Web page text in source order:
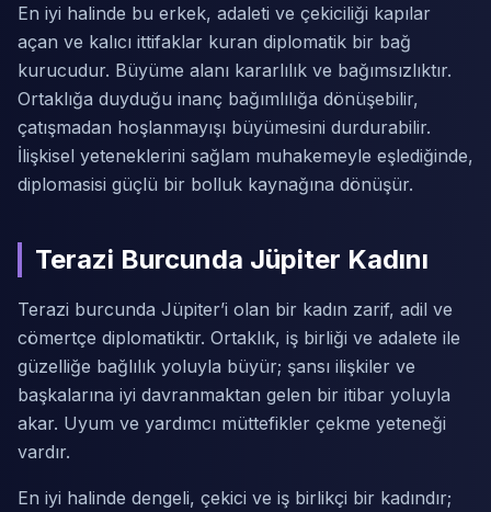
En iyi halinde bu erkek, adaleti ve çekiciliği kapılar
açan ve kalıcı ittifaklar kuran diplomatik bir bağ
kurucudur. Büyüme alanı kararlılık ve bağımsızlıktır.
Ortaklığa duyduğu inanç bağımlılığa dönüşebilir,
çatışmadan hoşlanmayışı büyümesini durdurabilir.
İlişkisel yeteneklerini sağlam muhakemeyle eşlediğinde,
diplomasisi güçlü bir bolluk kaynağına dönüşür.
Terazi Burcunda Jüpiter Kadını
Terazi burcunda Jüpiter’i olan bir kadın zarif, adil ve
cömertçe diplomatiktir. Ortaklık, iş birliği ve adalete ile
güzelliğe bağlılık yoluyla büyür; şansı ilişkiler ve
başkalarına iyi davranmaktan gelen bir itibar yoluyla
akar. Uyum ve yardımcı müttefikler çekme yeteneği
vardır.
En iyi halinde dengeli, çekici ve iş birlikçi bir kadındır;